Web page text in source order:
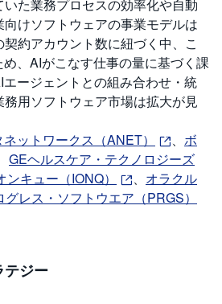
た業務プロセスの効率化や自動
けソフトウェアの事業モデルは
約アカウント数に紐づく中、こ
、AIがこなす仕事の量に基づく課
ージェントとの組み合わせ・統
用ソフトウェア市場は拡大が見
ットワークス（ANET） 、 ボ
GEヘルスケア・テクノロジーズ
ンキュー（IONQ） 、 オラクル
グレス・ソフトウエア（PRGS）
テジー